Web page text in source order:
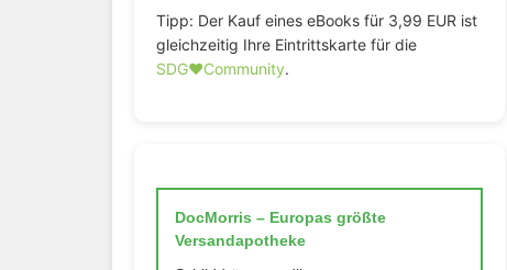
Tipp: Der Kauf eines eBooks für 3,99 EUR ist
gleichzeitig Ihre Eintrittskarte für die
SDG♥️Community.
DocMorris – Europas größte
Versandapotheke